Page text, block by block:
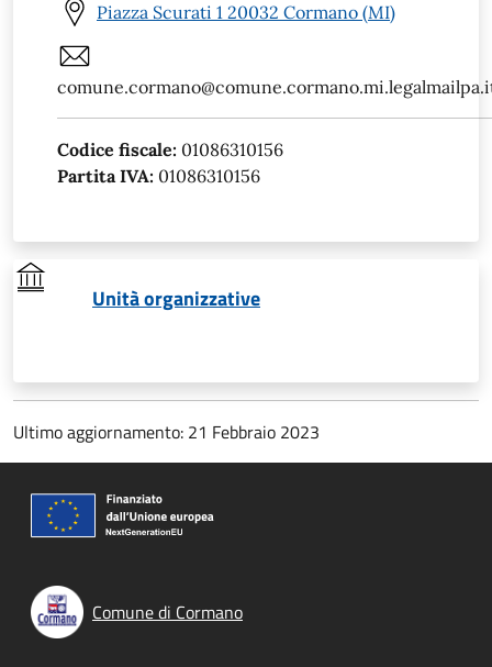
Piazza Scurati 1 20032 Cormano (MI)
Codice fiscale: 01086310156
Partita IVA: 01086310156
Unità organizzative
Ultimo aggiornamento: 21 Febbraio 2023
Comune di Cormano